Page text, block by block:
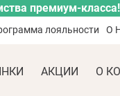
премиум-класса!
лояльности О
АКЦИИ О